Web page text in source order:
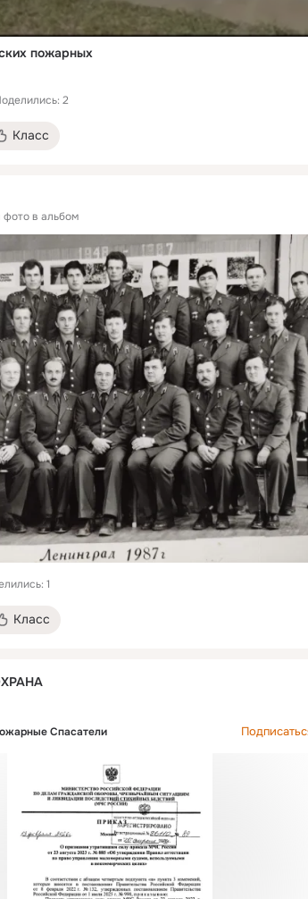
пожарных
2
Класс
фото в альбом
1
Класс
Спасатели